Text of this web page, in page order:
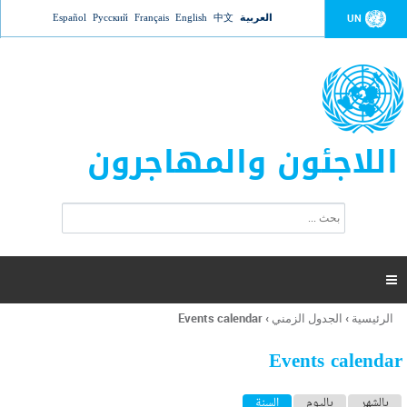
Jump to navigation UN العربية 中文
English
Français
Русский
Español
اللاجئون والمهاجرون
ت
ر
ل
ح
ب

أنت
هنا
الرئيسية › الجدول الزمني ›
Events calendar
Events calendar